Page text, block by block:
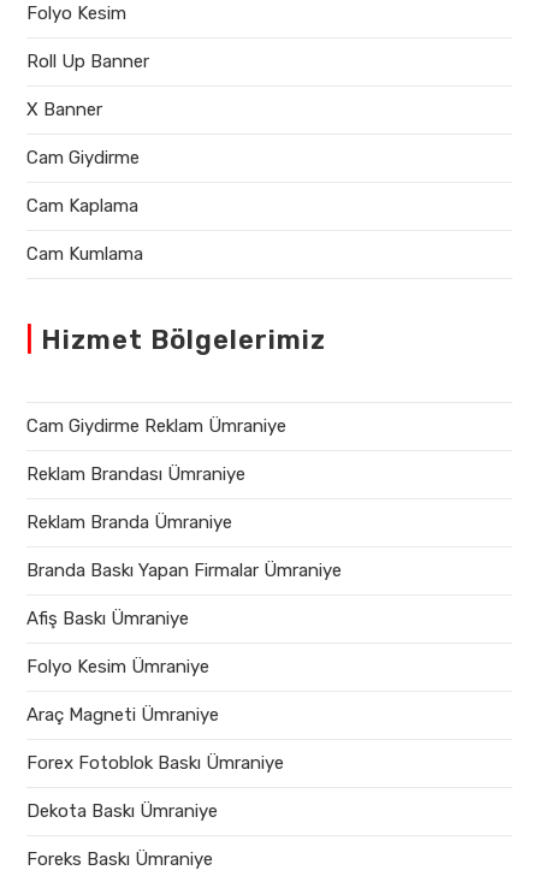
Folyo Kesim
Roll Up Banner
X Banner
Cam Giydirme
Cam Kaplama
Cam Kumlama
Hizmet Bölgelerimiz
Cam Giydirme Reklam Ümraniye
Reklam Brandası Ümraniye
Reklam Branda Ümraniye
Branda Baskı Yapan Firmalar Ümraniye
Afiş Baskı Ümraniye
Folyo Kesim Ümraniye
Araç Magneti Ümraniye
Forex Fotoblok Baskı Ümraniye
Dekota Baskı Ümraniye
Foreks Baskı Ümraniye